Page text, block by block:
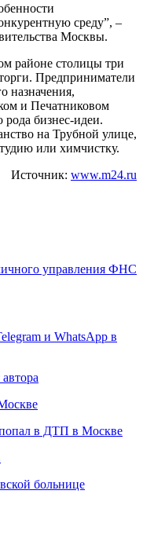
среду”, –
Москвы.
районе столицы три
Предприниматели
назначения,
и Печатниковом
бизнес-идеи.
на Трубной улице,
или химчистку.
Источник: www.m24.ru
управления ФНС
и WhatsApp в
в ДТП в Москве
больнице